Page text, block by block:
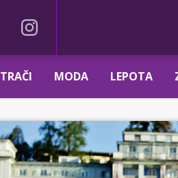
TRAČI MODA LEPOTA